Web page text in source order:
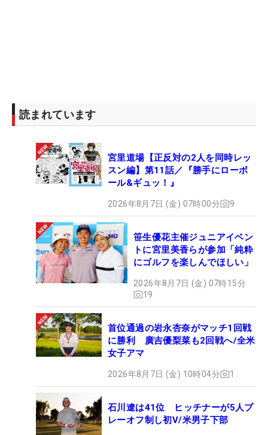
読まれています
宮里道場【正反対の2人を同時レッ
スン編】第11話／『勝手にローボ
ール&ギュッ！』
2026年8月7日 (金) 07時00分 9
笹生優花主催ジュニアイベン
トに宮里美香らが参加「純粋
にゴルフを楽しんでほしい」
2026年8月7日 (金) 07時15分
19
首位通過の岩永杏奈がマッチ1回戦
に勝利 廣吉優梨菜も2回戦へ/全米
女子アマ
2026年8月7日 (金) 10時04分 1
石川遼は41位 ヒッチナーが5人プ
レーオフ制し初V/米男子下部